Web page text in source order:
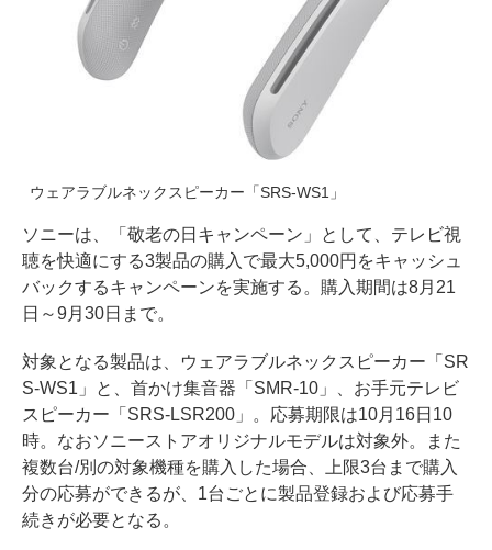
ウェアラブルネックスピーカー「SRS-WS1」
ソニーは、「敬老の日キャンペーン」として、テレビ視
聴を快適にする3製品の購入で最大5,000円をキャッシュ
バックするキャンペーンを実施する。購入期間は8月21
日～9月30日まで。
対象となる製品は、ウェアラブルネックスピーカー「SR
S-WS1」と、首かけ集音器「SMR-10」、お手元テレビ
スピーカー「SRS-LSR200」。応募期限は10月16日10
時。なおソニーストアオリジナルモデルは対象外。また
複数台/別の対象機種を購入した場合、上限3台まで購入
分の応募ができるが、1台ごとに製品登録および応募手
続きが必要となる。